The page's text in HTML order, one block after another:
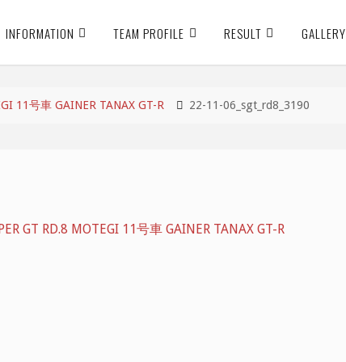
INFORMATION TEAM PROFILE RESULT GALLERY
11号車 GAINER TANAX GT-R 22-11-06_sgt_rd8_3190
GT RD.8 MOTEGI 11号車 GAINER TANAX GT-R